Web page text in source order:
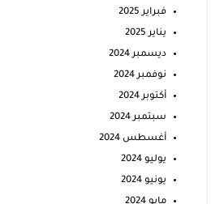
فبراير 2025
يناير 2025
ديسمبر 2024
نوفمبر 2024
أكتوبر 2024
سبتمبر 2024
أغسطس 2024
يوليو 2024
يونيو 2024
مايو 2024